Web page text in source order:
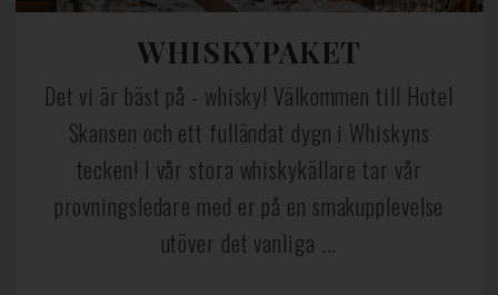
WHISKYPAKET
Det vi är bäst på - whisky! Välkommen till Hotel
Skansen och ett fulländat dygn i Whiskyns
tecken! I vår stora whiskykällare tar vår
provningsledare med er på en smakupplevelse
utöver det vanliga ...